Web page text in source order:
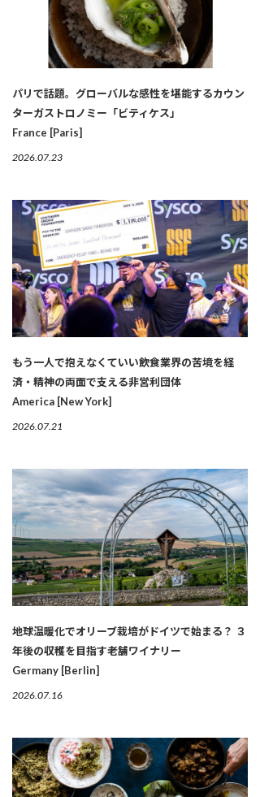
パリで話題。グローバルな感性を堪能するカウン
ターガストロノミー「ビティケス」
France [Paris]
2026.07.23
もう一人で抱えなくていい――飲食業界の苦境を経
済・精神の両面で支える非営利団体
America [New York]
2026.07.21
地球温暖化でオリーブ栽培がドイツで始まる？ ３
年後の収穫を目指す老舗ワイナリー
Germany [Berlin]
2026.07.16